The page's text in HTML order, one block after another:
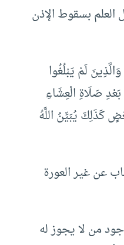
بسقوط الإذن
لَمْ يَبْلُغُوا
صَلَاةِ الْعِشَاءِ
كَذَلِكَ يُبَيِّنُ اللَّهُ
عن غير العورة
من لا يجوز له